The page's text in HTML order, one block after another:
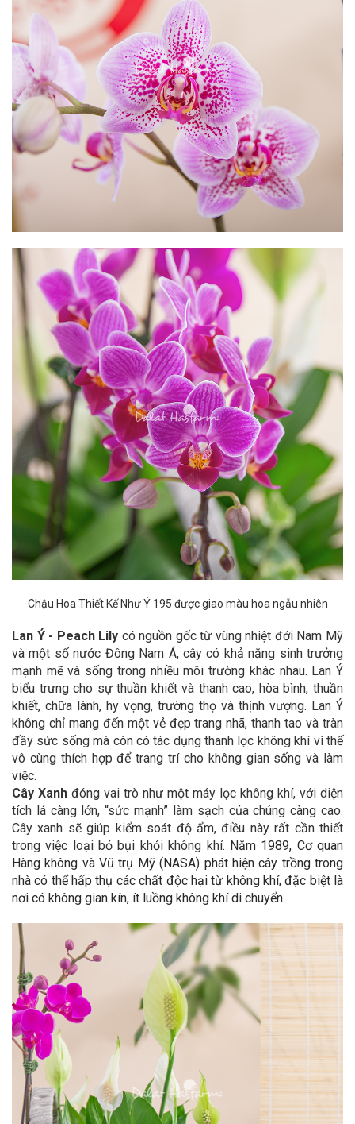
Chậu Hoa Thiết Kế Như Ý 195 được giao màu hoa ngẫu nhiên
Lan Ý - Peach Lily có nguồn gốc từ vùng nhiệt đới Nam Mỹ
và một số nước Đông Nam Á, cây có khả năng sinh trưởng
mạnh mẽ và sống trong nhiều môi trường khác nhau. Lan Ý
biểu trưng cho sự thuần khiết và thanh cao, hòa bình, thuần
khiết, chữa lành, hy vọng, trường thọ và thịnh vượng. Lan Ý
không chỉ mang đến một vẻ đẹp trang nhã, thanh tao và tràn
đầy sức sống mà còn có tác dụng thanh lọc không khí vì thế
vô cùng thích hợp để trang trí cho không gian sống và làm
việc.
Cây Xanh đóng vai trò như một máy lọc không khí, với diện
tích lá càng lớn, “sức mạnh” làm sạch của chúng càng cao.
Cây xanh sẽ giúp kiểm soát độ ẩm, điều này rất cần thiết
trong việc loại bỏ bụi khỏi không khí. Năm 1989, Cơ quan
Hàng không và Vũ trụ Mỹ (NASA) phát hiện cây trồng trong
nhà có thể hấp thụ các chất độc hại từ không khí, đặc biệt là
nơi có không gian kín, ít luồng không khí di chuyển.